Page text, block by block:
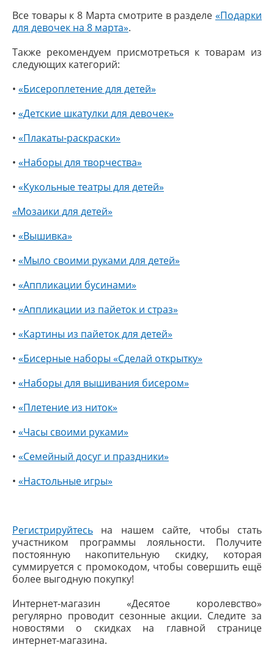
Все товары к 8 Марта смотрите в разделе «Подарки
для девочек на 8 марта».
Также рекомендуем присмотреться к товарам из
следующих категорий:
• «Бисероплетение для детей»
• «Детские шкатулки для девочек»
• «Плакаты-раскраски»
• «Наборы для творчества»
• «Кукольные театры для детей»
«Мозаики для детей»
• «Вышивка»
• «Мыло своими руками для детей»
• «Аппликации бусинами»
• «Аппликации из пайеток и страз»
• «Картины из пайеток для детей»
• «Бисерные наборы «Сделай открытку»
• «Наборы для вышивания бисером»
• «Плетение из ниток»
• «Часы своими руками»
• «Семейный досуг и праздники»
• «Настольные игры»
Регистрируйтесь на нашем сайте, чтобы стать
участником программы лояльности. Получите
постоянную накопительную скидку, которая
суммируется с промокодом, чтобы совершить ещё
более выгодную покупку!
Интернет-магазин «Десятое королевство»
регулярно проводит сезонные акции. Следите за
новостями о скидках на главной странице
интернет-магазина.